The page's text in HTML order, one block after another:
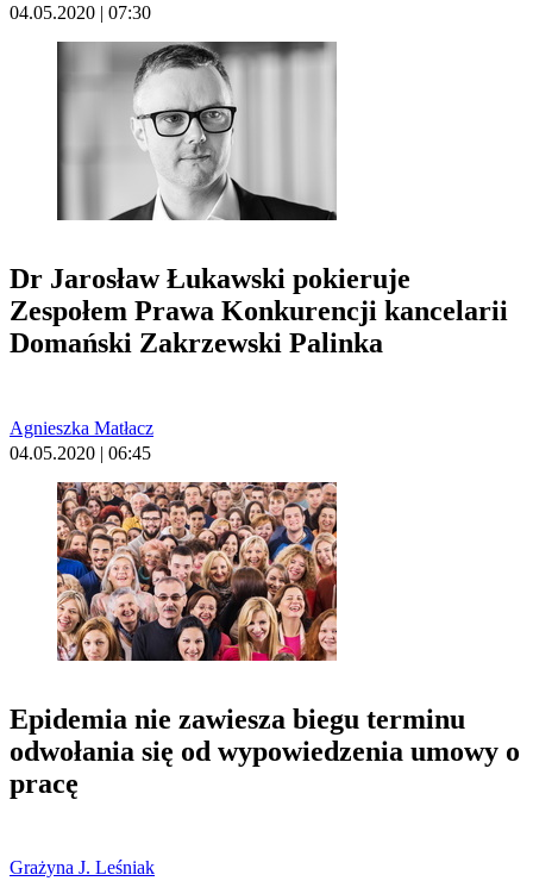
04.05.2020 | 07:30
Dr Jarosław Łukawski pokieruje
Zespołem Prawa Konkurencji kancelarii
Domański Zakrzewski Palinka
Agnieszka Matłacz
04.05.2020 | 06:45
Epidemia nie zawiesza biegu terminu
odwołania się od wypowiedzenia umowy o
pracę
Grażyna J. Leśniak